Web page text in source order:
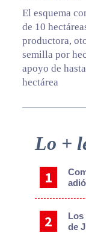
El esquema
de 10
productora,
semilla por
apoyo de
hectárea
Primary
Sidebar
Lo +
Los
de